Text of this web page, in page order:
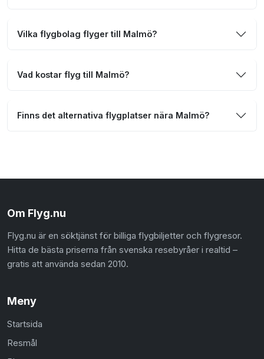
Vilka flygbolag flyger till Malmö?
Vad kostar flyg till Malmö?
Finns det alternativa flygplatser nära Malmö?
Om Flyg.nu
Flyg.nu är en söktjänst för billiga flygbiljetter och flygresor.
Hitta de bästa priserna från svenska resebyråer i realtid –
gratis att använda sedan 2010.
Meny
Startsida
Resmål